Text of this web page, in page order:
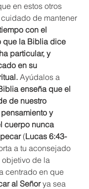
en estos otros
cuidado de mantener
con el
que la Biblia dice
particular, y
en su
Ayúdalos a
enseña que el
de nuestro
y
cuerpo nunca
(Lucas 6:43-
a tu aconsejado
de la
centrado en que
al Señor ya sea